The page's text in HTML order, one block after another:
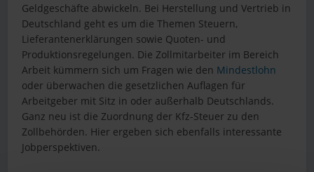
Geldgeschäfte abwickeln. Bei Herstellung und Vertrieb in
Deutschland geht es um die Themen Steuern,
Lieferantenerklärungen sowie Quoten- und
Produktionsregelungen. Die Zollmitarbeiter im Bereich
Arbeit kümmern sich um Fragen wie den Mindestlohn
oder überwachen die gesetzlichen Auflagen für
Arbeitgeber mit Sitz in oder außerhalb Deutschlands.
Ganz neu ist die Zuordnung der Kfz-Steuer zu den
Zollbehörden. Hier ergeben sich ebenfalls interessante
Jobperspektiven.